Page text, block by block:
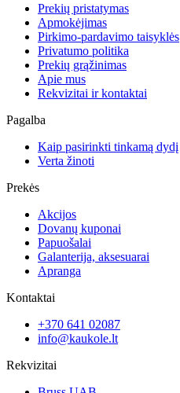
Prekių pristatymas
Apmokėjimas
Pirkimo-pardavimo taisyklės
Privatumo politika
Prekių grąžinimas
Apie mus
Rekvizitai ir kontaktai
Pagalba
Kaip pasirinkti tinkamą dydį
Verta žinoti
Prekės
Akcijos
Dovanų kuponai
Papuošalai
Galanterija, aksesuarai
Apranga
Kontaktai
+370 641 02087
info@kaukole.lt
Rekvizitai